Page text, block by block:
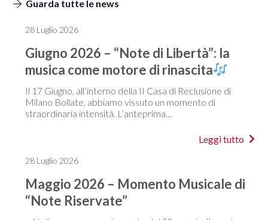
Guarda tutte le news
28 Luglio 2026
Giugno 2026 – “Note di Libertà”: la
musica come motore di rinascita
Il 17 Giugno, all’interno della II Casa di Reclusione di
Milano Bollate, abbiamo vissuto un momento di
straordinaria intensità. L’anteprima…
Leggi tutto
28 Luglio 2026
Maggio 2026 – Momento Musicale di
“Note Riservate”